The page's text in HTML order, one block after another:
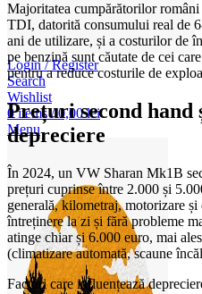
Login / Register
Search
Wishlist
0items / 0,00lei
Menu
Majoritatea cumpărătorilor
TDI, datorită consumului real de
ani de utilizare, și a costurilor de
pe benzină sunt căutate de cei
pentru a reduce costurile de
Prețuri second hand
depreciere
În 2024, un VW Sharan Mk1B
prețuri cuprinse între 2.000 și
generală, kilometraj, motorizare
întreținere la zi și fără probleme
atinge chiar și 6.000 euro, mai
(climatizare automată, scaune
Factori care influențează